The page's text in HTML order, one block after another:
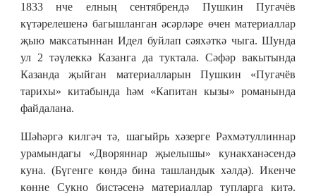
1833 нче елның сентябрендә Пушкин Пугачёв
күтәрелешенә багышланган әсәрләре өчен материаллар
җыю максатыннан Идел буйлап сәяхәткә чыга. Шунда
ул 2 тәүлеккә Казанга да туктала. Сәфәр вакытында
Казанда җыйган материалларын Пушкин «Пугачёв
тарихы» китабында һәм «Капитан кызы» романында
файдалана.
Шәһәргә килгәч тә, шагыйрь хәзерге Рәхмәтуллиннар
урамындагы «Дворяннар җыелышы» кунакханәсендә
куна. (Бүгенге көндә бина ташландык хәлдә). Икенче
көнне Сукно бистәсенә материаллар тупларга китә.